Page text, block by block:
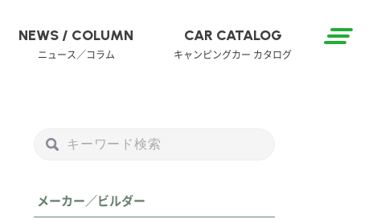
NEWS / COLUMN
ニュース／コラム
CAR CATALOG
キャンピングカー カタログ
メーカー／ビルダー